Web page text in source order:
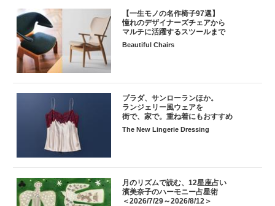
【一生モノの名作椅子97選】
憧れのデザイナーズチェアから
マルチに活躍するスツールまで
Beautiful Chairs
プラダ、サンローランほか。
ランジェリー風ウェアを
街で、家で。重ね着にもおすすめ
The New Lingerie Dressing
月のリズムで読む、12星座占い
濱美奈子のハーモニー占星術
＜2026/7/29～2026/8/12＞